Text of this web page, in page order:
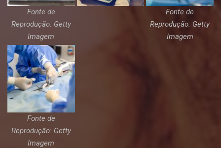
Fonte de
Reprodução: Getty
Imagem
Fonte de
Reprodução: Getty
Imagem
Fonte de
Reprodução: Getty
Imagem